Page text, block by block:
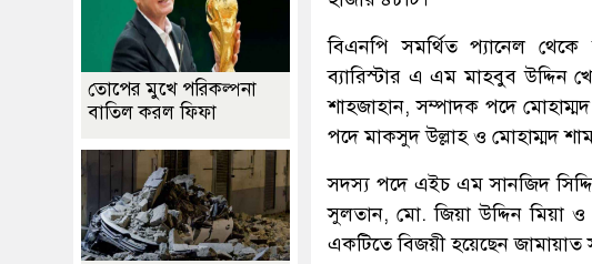
বিএনপি সমর্থিত প্যানেল
ব্যারিস্টার এ এম মাহবুব
শাহজাহান, সম্পাদক পদে
পদে মাকসুদ উল্লাহ ও মোহাম্মদ
সদস্য পদে এইচ এম সানজিদ
সুলতান, মো. জিয়া উদ্দিন মিয়া
একটিতে বিজয়ী হয়েছেন জামায়াত
তোপের মুখে পরিকল্পনা
বাতিল করল ফিফা